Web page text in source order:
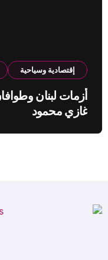
إقتصادية وسياحية
أزمات لبنان
غازي محمود